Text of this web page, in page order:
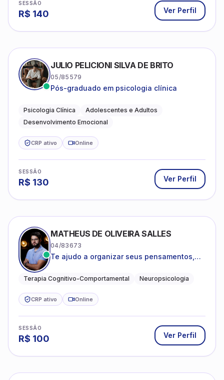
SESSÃO
R$ 140 Ver Perfil
JULIO PELICIONI SILVA DE BRITO
05/85579
Pós-graduado em psicologia clínica
Psicologia Clínica
Adolescentes e Adultos
Desenvolvimento Emocional
CRP ativo Online
SESSÃO
R$ 130 Ver Perfil
MATHEUS DE OLIVEIRA SALLES
04/83673
Te ajudo a organizar seus pensamentos,
clareza e sentido, com uma terapia
Terapia Cognitivo-Comportamental Neuropsicologia
CRP ativo Online
SESSÃO
R$ 100 Ver Perfil